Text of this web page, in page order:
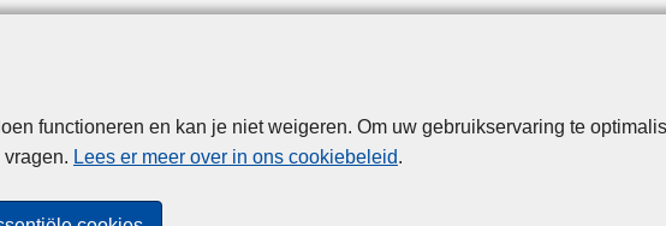
functioneren en kan je niet weigeren. Om uw gebruikservaring te
Lees er meer over in ons cookiebeleid.
Privacy Cookies Toegankelijkheid
© 2026 Politie.be